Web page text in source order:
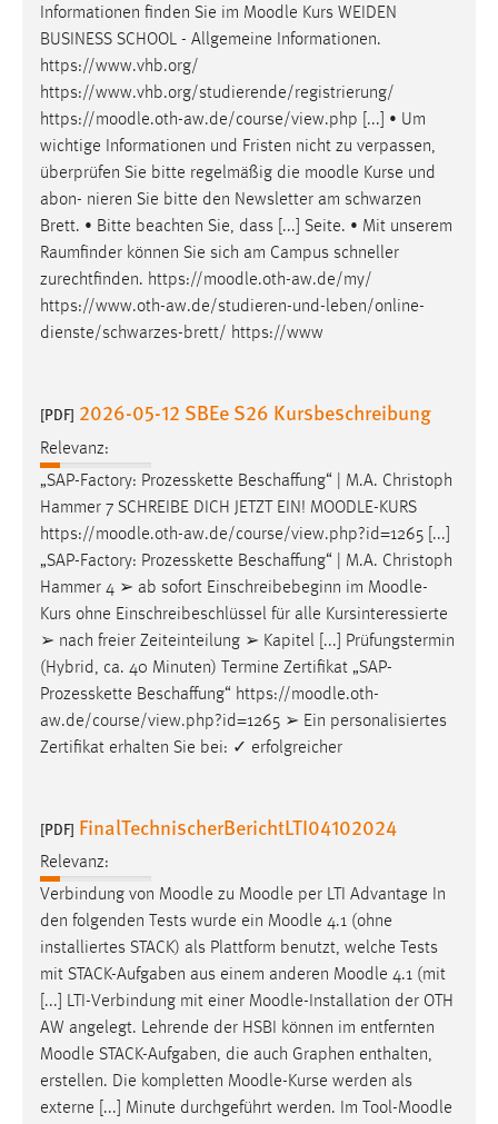
Informationen finden Sie im Moodle Kurs WEIDEN
BUSINESS SCHOOL - Allgemeine Informationen.
https://www.vhb.org/
https://www.vhb.org/studierende/registrierung/
https://moodle.oth-aw.de/course/view.php [...] • Um
wichtige Informationen und Fristen nicht zu verpassen,
überprüfen Sie bitte regelmäßig die moodle Kurse und
abon- nieren Sie bitte den Newsletter am schwarzen
Brett. • Bitte beachten Sie, dass [...] Seite. • Mit unserem
Raumfinder können Sie sich am Campus schneller
zurechtfinden. https://moodle.oth-aw.de/my/
https://www.oth-aw.de/studieren-und-leben/online-
dienste/schwarzes-brett/ https://www
[PDF] 2026-05-12 SBEe S26 Kursbeschreibung
Relevanz:
„SAP-Factory: Prozesskette Beschaffung“ | M.A. Christoph
Hammer 7 SCHREIBE DICH JETZT EIN! MOODLE-KURS
https://moodle.oth-aw.de/course/view.php?id=1265 [...]
„SAP-Factory: Prozesskette Beschaffung“ | M.A. Christoph
Hammer 4 ➢ ab sofort Einschreibebeginn im Moodle-
Kurs ohne Einschreibeschlüssel für alle Kursinteressierte
➢ nach freier Zeiteinteilung ➢ Kapitel [...] Prüfungstermin
(Hybrid, ca. 40 Minuten) Termine Zertifikat „SAP-
Prozesskette Beschaffung“ https://moodle.oth-
aw.de/course/view.php?id=1265 ➢ Ein personalisiertes
Zertifikat erhalten Sie bei: ✓ erfolgreicher
[PDF] FinalTechnischerBerichtLTI04102024
Relevanz:
Verbindung von Moodle zu Moodle per LTI Advantage In
den folgenden Tests wurde ein Moodle 4.1 (ohne
installiertes STACK) als Plattform benutzt, welche Tests
mit STACK-Aufgaben aus einem anderen Moodle 4.1 (mit
[...] LTI-Verbindung mit einer Moodle-Installation der OTH
AW angelegt. Lehrende der HSBI können im entfernten
Moodle STACK-Aufgaben, die auch Graphen enthalten,
erstellen. Die kompletten Moodle-Kurse werden als
externe [...] Minute durchgeführt werden. Im Tool-Moodle